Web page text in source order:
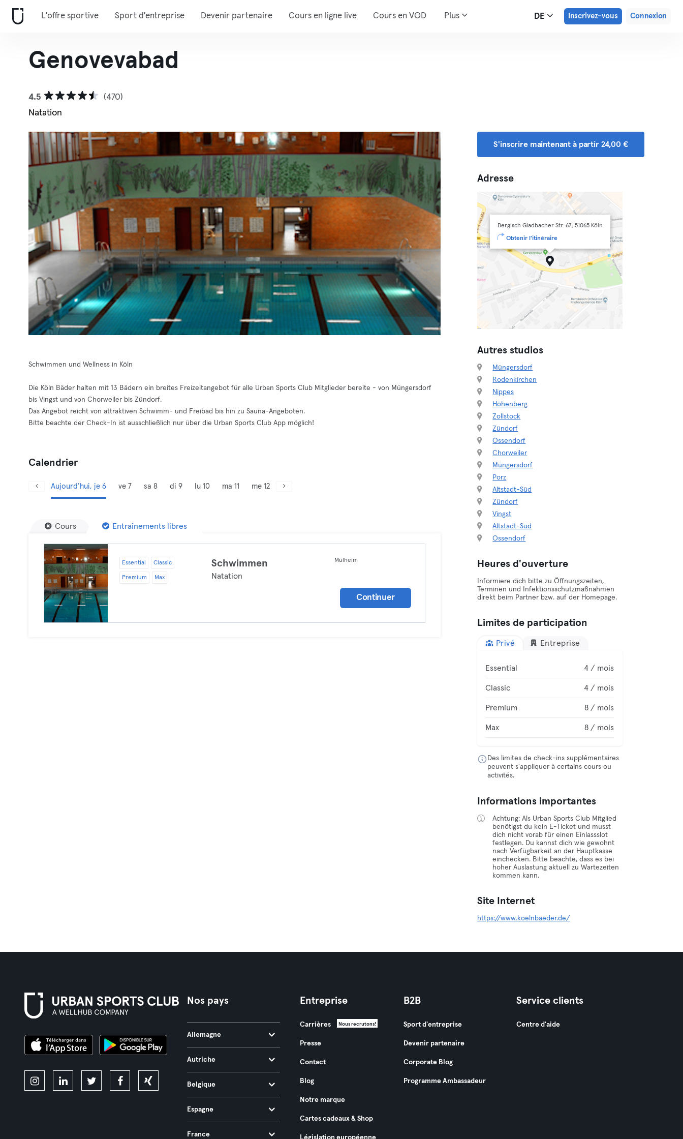
L'offre sportive Sport d'entreprise Devenir partenaire Cours en ligne live Cours en VOD Plus DE Inscrivez-vous Connexion
Genovevabad
4.5
(470)
Natation
Schwimmen und Wellness in Köln
Die Köln Bäder halten mit 13 Bädern ein breites Freizeitangebot für alle Urban Sports Club Mitglieder bereite - von Müngersdorf
bis Vingst und von Chorweiler bis Zündorf.
Das Angebot reicht von attraktiven Schwimm- und Freibad bis hin zu Sauna-Angeboten.
Bitte beachte der Check-In ist ausschließlich nur über die Urban Sports Club App möglich!
Calendrier
Aujourd’hui, je 6 ve 7 sa 8 di 9 lu 10 ma 11 me 12
Cours Entraînements libres
Essential Classic
Premium Max
Schwimmen
Natation
Mülheim
Continuer
S'inscrire maintenant à partir 24,00 €
Adresse
Bergisch Gladbacher Str. 67, 51065 Köln
Obtenir l'itinéraire
Autres studios
Müngersdorf
Rodenkirchen
Nippes
Höhenberg
Zollstock
Zündorf
Ossendorf
Chorweiler
Müngersdorf
Porz
Altstadt-Süd
Zündorf
Vingst
Altstadt-Süd
Ossendorf
Heures d'ouverture
Informiere dich bitte zu Öffnungszeiten,
Terminen und Infektionsschutzmaßnahmen
direkt beim Partner bzw. auf der Homepage.
Limites de participation
Privé Entreprise
Essential 4 / mois
Classic 4 / mois
Premium 8 / mois
Max 8 / mois
Des limites de check-ins supplémentaires
peuvent s'appliquer à certains cours ou
activités.
Informations importantes
Achtung: Als Urban Sports Club Mitglied
benötigst du kein E-Ticket und musst
dich nicht vorab für einen Einlassslot
festlegen. Du kannst dich wie gewohnt
nach Verfügbarkeit an der Hauptkasse
einchecken. Bitte beachte, dass es bei
hoher Auslastung aktuell zu Wartezeiten
kommen kann.
Site Internet
https://www.koelnbaeder.de/
Nos pays
Allemagne
Autriche
Belgique
Espagne
France
Entreprise
Carrières Nous recrutons!
Presse
Contact
Blog
Notre marque
Cartes cadeaux & Shop
Législation européenne
B2B
Sport d'entreprise
Devenir partenaire
Corporate Blog
Programme Ambassadeur
Service clients
Centre d'aide